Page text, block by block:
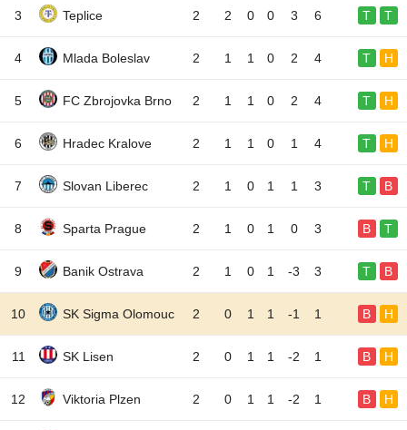
3 Teplice 2 2 0 0 3 6 T T
4 Mlada Boleslav 2 1 1 0 2 4 T H
5 FC Zbrojovka Brno 2 1 1 0 2 4 T H
6 Hradec Kralove 2 1 1 0 1 4 T H
7 Slovan Liberec 2 1 0 1 1 3 T B
8 Sparta Prague 2 1 0 1 0 3 B T
9 Banik Ostrava 2 1 0 1 -3 3 T B
10 SK Sigma Olomouc 2 0 1 1 -1 1 B H
11 SK Lisen 2 0 1 1 -2 1 B H
12 Viktoria Plzen 2 0 1 1 -2 1 B H